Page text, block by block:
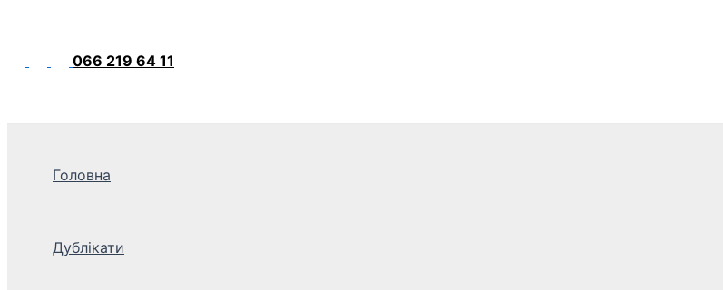
066 219 64 11
Головна
Дублікати